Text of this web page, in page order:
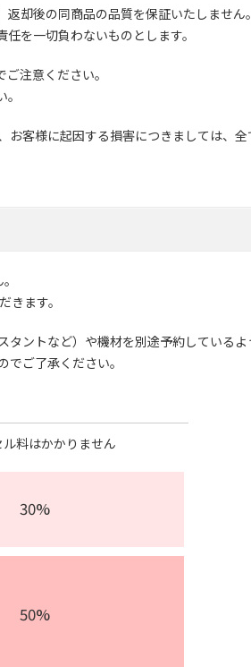
返却後の同商品の品質を保証いたしません
を一切負わないものとします。
注意ください。
お客様に起因する損害につきましては、全
ます。
タントなど）や機材を別途予約しているよ
ご了承ください。
ル料はかかりません
30%
50%